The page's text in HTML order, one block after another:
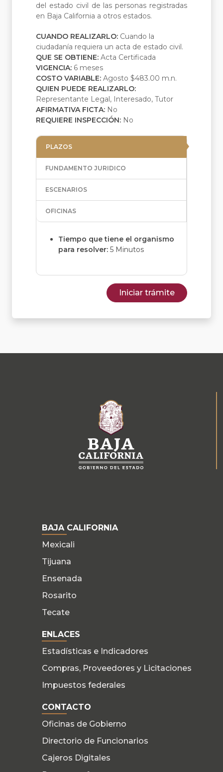
del estado civil de las personas registradas
en Baja California a otros estados.
CUANDO REALIZARLO: Cuando la
ciudadanía requiera un acta de estado civil.
QUE SE OBTIENE: Acta Certificada
VIGENCIA: 6 meses
COSTO VARIABLE: Agosto $483.00 m.n.
QUIEN PUEDE REALIZARLO:
Representante Legal, Interesado, Tutor
AFIRMATIVA FICTA: No
REQUIERE INSPECCIÓN: No
PLAZOS
FUNDAMENTO JURIDICO
ESCENARIOS
OFICINAS
Tiempo que tiene el organismo
para resolver: 5 Minutos
Iniciar trámite
BAJA CALIFORNIA
Mexicali
Tijuana
Ensenada
Rosarito
Tecate
ENLACES
Estadísticas e Indicadores
Compras, Proveedores y Licitaciones
Impuestos federales
CONTACTO
Oficinas de Gobierno
Directorio de Funcionarios
Cajeros Digitales